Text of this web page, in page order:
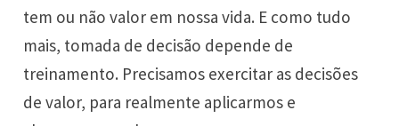
tem ou não valor em nossa vida. E como tudo
mais, tomada de decisão depende de
treinamento. Precisamos exercitar as decisões
de valor, para realmente aplicarmos e